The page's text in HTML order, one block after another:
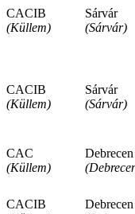
CACIB
(Küllem)
Sárvár
(Sárvár)
CACIB
(Küllem)
Sárvár
(Sárvár)
CAC
(Küllem)
Debrecen
CACIB
Debrecen